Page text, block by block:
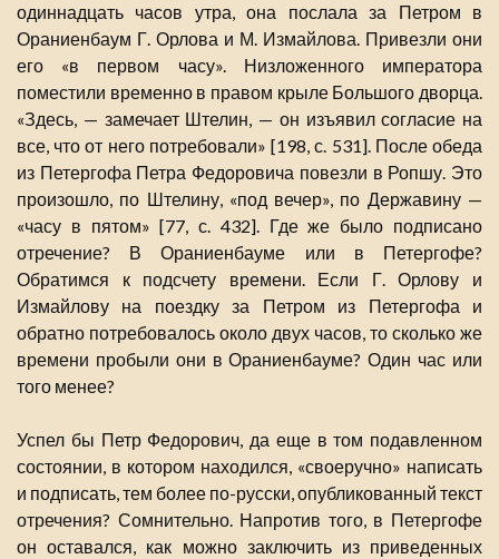
одиннадцать часов утра, она послала за Петром в
Ораниенбаум Г. Орлова и М. Измайлова. Привезли они
его «в первом часу». Низложенного императора
поместили временно в правом крыле Большого дворца.
«Здесь, — замечает Штелин, — он изъявил согласие на
все, что от него потребовали» [198, с. 531]. После обеда
из Петергофа Петра Федоровича повезли в Ропшу. Это
произошло, по Штелину, «под вечер», по Державину —
«часу в пятом» [77, с. 432]. Где же было подписано
отречение? В Ораниенбауме или в Петергофе?
Обратимся к подсчету времени. Если Г. Орлову и
Измайлову на поездку за Петром из Петергофа и
обратно потребовалось около двух часов, то сколько же
времени пробыли они в Ораниенбауме? Один час или
того менее?
Успел бы Петр Федорович, да еще в том подавленном
состоянии, в котором находился, «своеручно» написать
и подписать, тем более по-русски, опубликованный текст
отречения? Сомнительно. Напротив того, в Петергофе
он оставался, как можно заключить из приведенных